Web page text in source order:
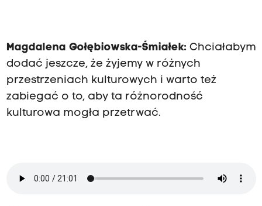
Magdalena Gołębiowska-Śmiałek: Chciałabym
dodać jeszcze, że żyjemy w różnych
przestrzeniach kulturowych i warto też
zabiegać o to, aby ta różnorodność
kulturowa mogła przetrwać.